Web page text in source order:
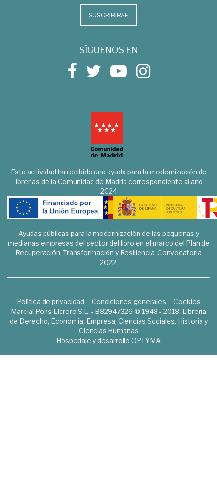
SUSCRIBIRSE
SÍGUENOS EN
Esta actividad ha recibido una ayuda para la modernización de
librerías de la Comunidad de Madrid correspondiente al año
2024
Ayudas públicas para la modernización de las pequeñas y
medianas empresas del sector del libro en el marco del Plan de
Recuperación, Transformación y Resiliencia. Convocatoria
2022.
Política de privacidad Condiciones generales
Cookies
Marcial Pons Librero S.L. - B82947326 © 1948 - 2018. Librería
de Derecho, Economía, Empresa, Ciencias Sociales, Historia y
Ciencias Humanas
Hospedaje y desarrollo OPTYMA